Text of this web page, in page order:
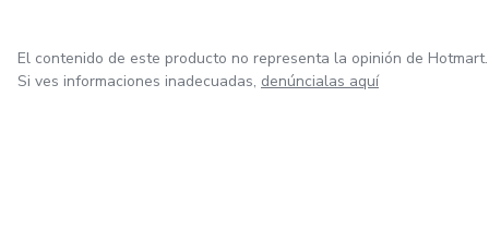
El contenido de este producto no representa la opinión de Hotmart.
Si ves informaciones inadecuadas, denúncialas aquí